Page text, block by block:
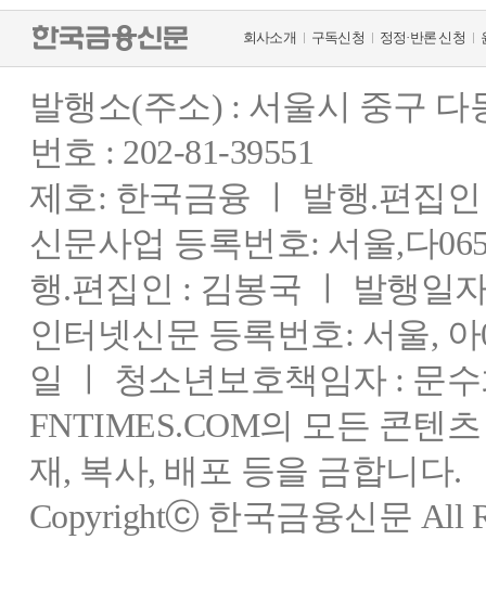
회사소개 구독신청 정정·반론 신청
발행소(주소) : 서울시 중구
번호 : 202-81-39551
제호: 한국금융 ㅣ 발행.편집
신문사업 등록번호: 서울,다
행.편집인 : 김봉국 ㅣ 발행일
인터넷신문 등록번호: 서울,
일 ㅣ 청소년보호책임자 : 문
FNTIMES.COM의 모든 콘텐
재, 복사, 배포 등을 금합니다.
Copyrightⓒ 한국금융신문 All